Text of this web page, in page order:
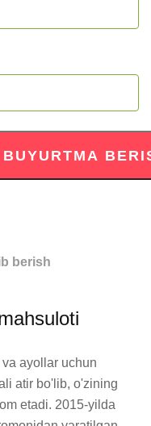
berish
ayollar uchun
atir bo'lib, o'zining
etadi. 2015-yilda